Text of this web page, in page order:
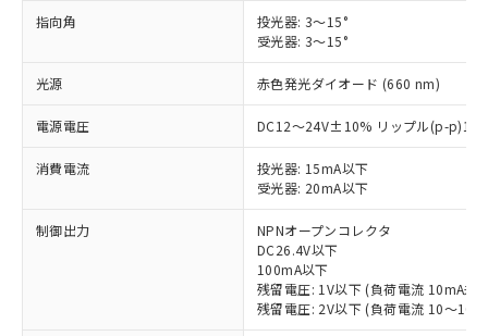
指向角
投光器: 3～15°
受光器: 3～15°
光源 赤色発光ダイオード (660 nm)
電源電圧 DC12～24V±10% リップル(p-
消費電流
投光器: 15mA以下
受光器: 20mA以下
制御出力
NPNオープンコレクタ
DC26.4V以下
100mA以下
残留電圧: 1V以下 (負荷電流 10mA未
残留電圧: 2V以下 (負荷電流 10～